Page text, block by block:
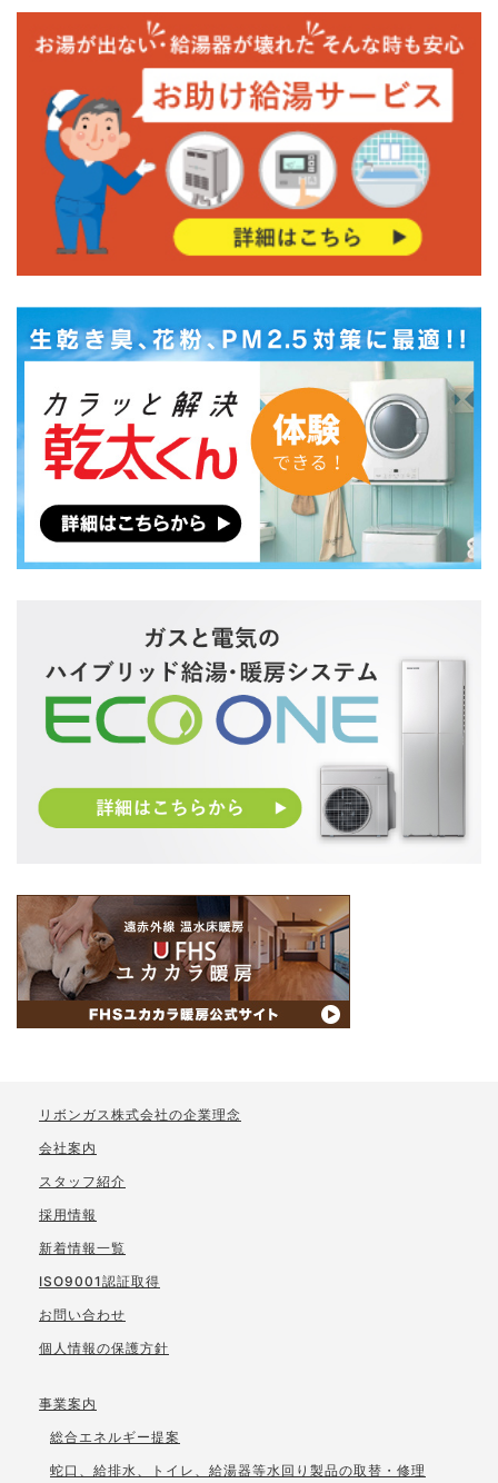
リボンガス株式会社の企業理念
会社案内
スタッフ紹介
採用情報
新着情報一覧
ISO9001認証取得
お問い合わせ
個人情報の保護方針
事業案内
総合エネルギー提案
蛇口、給排水、トイレ、給湯器等水回り製品の取替・修理